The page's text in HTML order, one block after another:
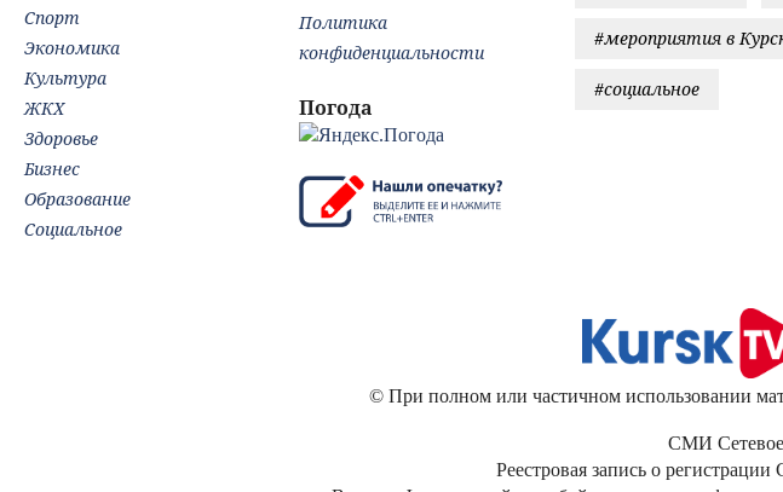
#мероприятия в
#социальное
Спорт
Экономика
Культура
ЖКХ
Здоровье
Бизнес
Образование
Социальное
Политика
конфиденциальности
Погода
© При полном или частичном использовании
СМИ Сетевое
Реестровая запись о